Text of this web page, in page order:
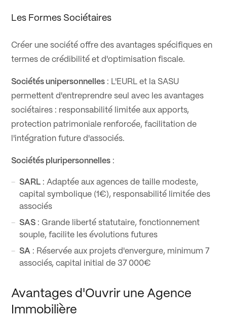
Les Formes Sociétaires
Créer une société offre des avantages spécifiques en
termes de crédibilité et d'optimisation fiscale.
Sociétés unipersonnelles : L'EURL et la SASU
permettent d'entreprendre seul avec les avantages
sociétaires : responsabilité limitée aux apports,
protection patrimoniale renforcée, facilitation de
l'intégration future d'associés.
Sociétés pluripersonnelles :
SARL : Adaptée aux agences de taille modeste,
capital symbolique (1€), responsabilité limitée des
associés
SAS : Grande liberté statutaire, fonctionnement
souple, facilite les évolutions futures
SA : Réservée aux projets d'envergure, minimum 7
associés, capital initial de 37 000€
Avantages d'Ouvrir une Agence
Immobilière